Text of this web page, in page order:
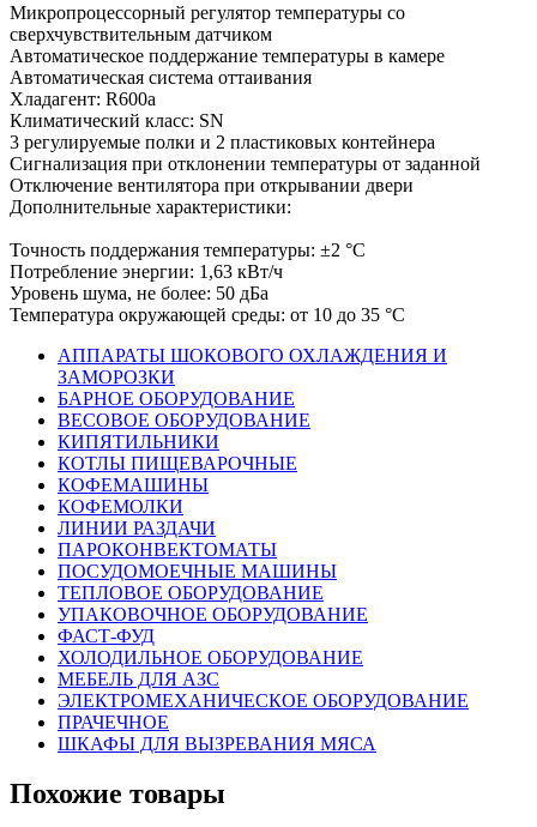
Микропроцессорный регулятор температуры со
сверхчувствительным датчиком
Автоматическое поддержание температуры в камере
Автоматическая система оттаивания
Хладагент: R600a
Климатический класс: SN
3 регулируемые полки и 2 пластиковых контейнера
Сигнализация при отклонении температуры от заданной
Отключение вентилятора при открывании двери
Дополнительные характеристики:
Точность поддержания температуры: ±2 °С
Потребление энергии: 1,63 кВт/ч
Уровень шума, не более: 50 дБа
Температура окружающей среды: от 10 до 35 °C
АППАРАТЫ ШОКОВОГО ОХЛАЖДЕНИЯ И
ЗАМОРОЗКИ
БАРНОЕ ОБОРУДОВАНИЕ
ВЕСОВОЕ ОБОРУДОВАНИЕ
КИПЯТИЛЬНИКИ
КОТЛЫ ПИЩЕВАРОЧНЫЕ
КОФЕМАШИНЫ
КОФЕМОЛКИ
ЛИНИИ РАЗДАЧИ
ПАРОКОНВЕКТОМАТЫ
ПОСУДОМОЕЧНЫЕ МАШИНЫ
ТЕПЛОВОЕ ОБОРУДОВАНИЕ
УПАКОВОЧНОЕ ОБОРУДОВАНИЕ
ФАСТ-ФУД
ХОЛОДИЛЬНОЕ ОБОРУДОВАНИЕ
МЕБЕЛЬ ДЛЯ АЗС
ЭЛЕКТРОМЕХАНИЧЕСКОЕ ОБОРУДОВАНИЕ
ПРАЧЕЧНОЕ
ШКАФЫ ДЛЯ ВЫЗРЕВАНИЯ МЯСА
Похожие товары